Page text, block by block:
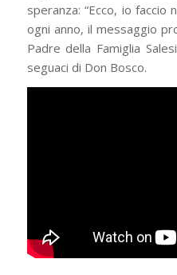
speranza: “Ecco, io faccio
ogni anno, il messaggio
Padre della Famiglia
seguaci di Don Bosco.